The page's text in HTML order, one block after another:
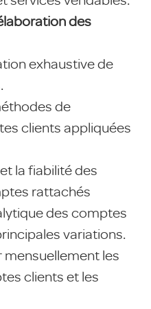
des
exhaustive de
de
clients appliquées
la fiabilité des
rattachés
des comptes
variations.
les
clients et les